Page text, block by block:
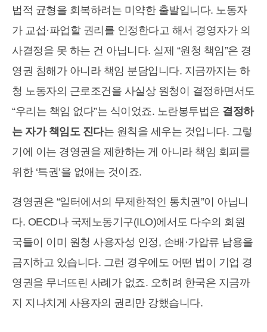
법적 균형을 회복하려는 미약한 출발입니다. 노동자
가 교섭·파업할 권리를 인정한다고 해서 경영자가 의
사결정을 못 하는 건 아닙니다. 실제 “원청 책임”은 경
영권 침해가 아니라 책임 분담입니다. 지금까지는 하
청 노동자의 근로조건을 사실상 원청이 결정하면서도
“우리는 책임 없다”는 식이었죠. 노란봉투법은 결정하
는 자가 책임도 진다는 원칙을 세우는 것입니다. 그렇
기에 이는 경영권을 제한하는 게 아니라 책임 회피를
위한 ‘특권’을 없애는 것이죠.
경영권은 “일터에서의 무제한적인 통치권”이 아닙니
다. OECD나 국제노동기구(ILO)에서도 다수의 회원
국들이 이미 원청 사용자성 인정, 손배·가압류 남용을
금지하고 있습니다. 그런 경우에도 어떤 법이 기업 경
영권을 무너뜨린 사례가 없죠. 오히려 한국은 지금까
지 지나치게 사용자의 권리만 강했습니다.